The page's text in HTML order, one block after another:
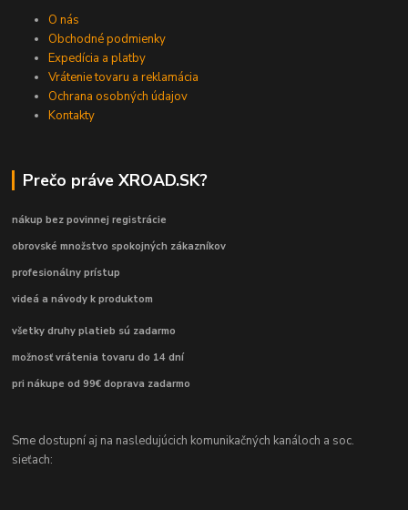
O nás
Obchodné podmienky
Expedícia a platby
Vrátenie tovaru a reklamácia
Ochrana osobných údajov
Kontakty
Prečo práve XROAD.SK?
nákup bez povinnej registrácie
obrovské množstvo spokojných zákazníkov
profesionálny prístup
videá a návody k produktom
všetky druhy platieb sú zadarmo
možnosť vrátenia tovaru do 14 dní
pri nákupe od 99€ doprava zadarmo
Sme dostupní aj na nasledujúcich komunikačných kanáloch a soc.
sieťach: